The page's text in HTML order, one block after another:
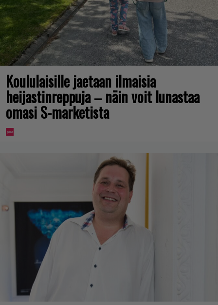
Koululaisille jaetaan ilmaisia
heijastinreppuja – näin voit lunastaa
omasi S-marketista